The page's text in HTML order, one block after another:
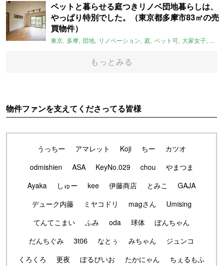
ペットと暮らせる庭つきリノベ団地暮らしは、
やっぱり特別でした。（東京都多摩市83㎡の売
買物件）
東京 多摩 団地 リノベーション 庭 ペット可 大家女子 団
もっとみる
物件ファンを支えてくださってる皆様
うっちー アマレット Koji ちー
カツオ
odmishien
ASA KeyNo.029 chou
やまつま
Ayaka
しゅー kee 伊藤商店 とみこ
GAJA
デューク内藤
ミヤコドリ magさん
Umising
てんてこまい
ふみ oda 球体
ぽんちゃん
だんちぐみ
3t06 なとぅ みちゃん
ジュンコ
くろくろ
更夜 ぽるぴいお たかにゃん
ちぇるもふ